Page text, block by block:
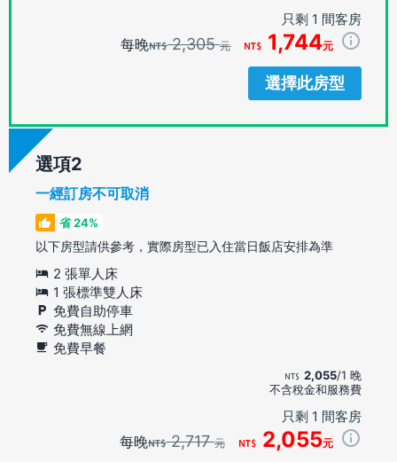
只剩 1 間客房
每晚 2,305元 1,744元
選擇此房型
選項
一經訂房不可取消
省 24%
以下房型請供參考，實際房型已入住當日飯店安排為準
2 張單人床
1 張標準雙人床
免費自助停車
免費無線上網
免費早餐
2,055/1 晚
不含稅金和服務費
只剩 1 間客房
每晚 2,717元 2,055元